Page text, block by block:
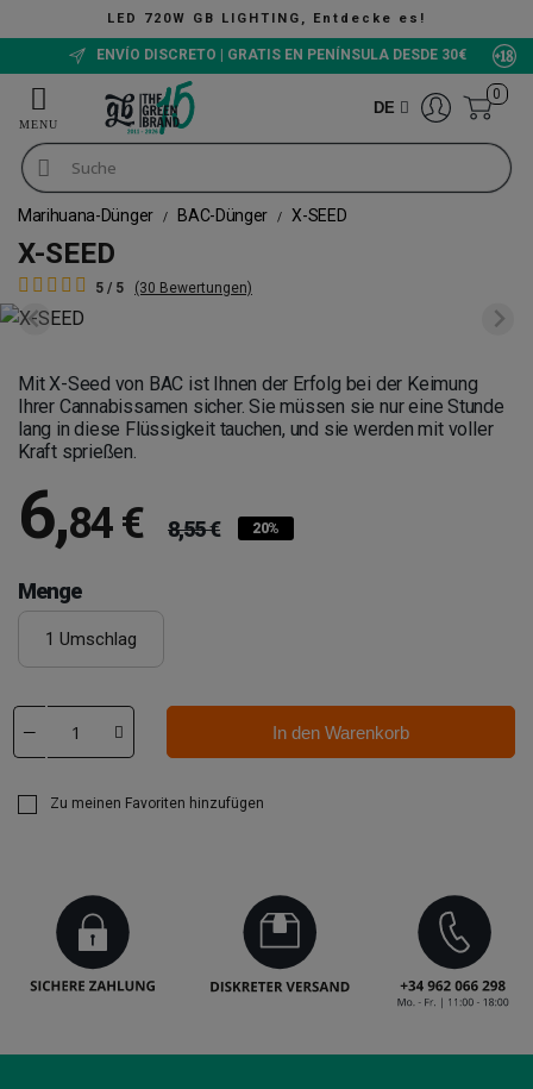
LED 720W GB LIGHTING, Entdecke es!
ENVÍO DISCRETO | GRATIS EN PENÍNSULA DESDE 30€
DE
0
Marihuana-Dünger BAC-Dünger X-SEED
X-SEED
5 / 5 (30 Bewertungen)
Mit X-Seed von BAC ist Ihnen der Erfolg bei der Keimung
Ihrer Cannabissamen sicher. Sie müssen sie nur eine Stunde
lang in diese Flüssigkeit tauchen, und sie werden mit voller
Kraft sprießen.
6,84 € 8,55 € 20%
Menge
1 Umschlag
In den Warenkorb
Zu meinen Favoriten hinzufügen